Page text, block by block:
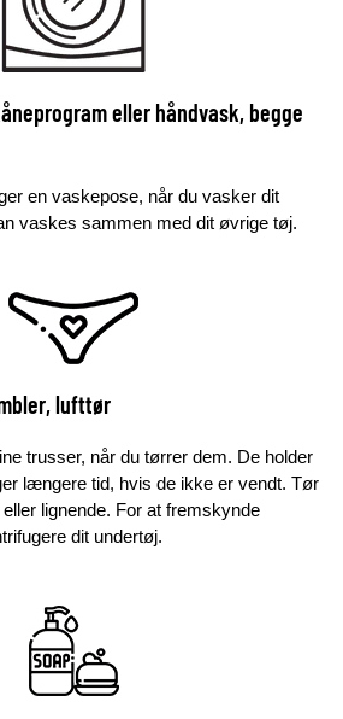
eller håndvask, begge
en vaskepose, når du vasker dit
vaskes sammen med dit øvrige tøj.
lufttør
trusser, når du tørrer dem. De holder
længere tid, hvis de ikke er vendt. Tør
lignende. For at fremskynde
dit undertøj.